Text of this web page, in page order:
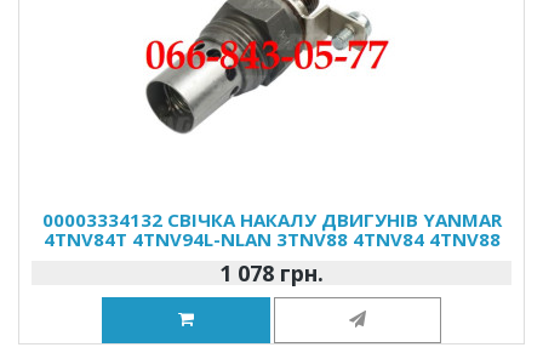
00003334132 СВІЧКА НАКАЛУ ДВИГУНІВ YANMAR
4TNV84T 4TNV94L-NLAN 3TNV88 4TNV84 4TNV88
1 078 грн.